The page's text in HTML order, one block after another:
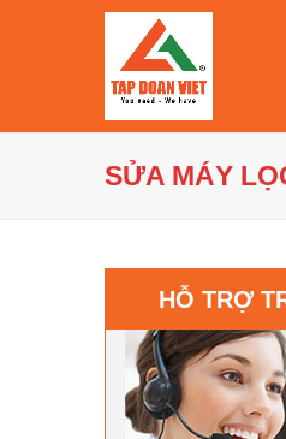
SỬA MÁY
HỖ TRỢ